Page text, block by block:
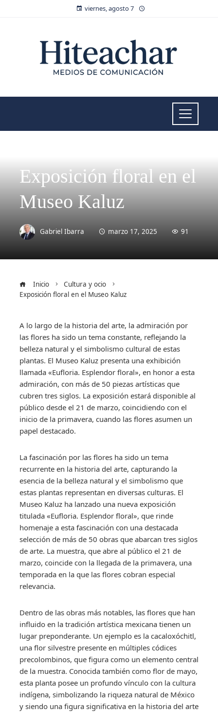
viernes, agosto 7
Exposición floral en el
Museo Kaluz
Gabriel Ibarra marzo 17, 2025 91
Inicio
Cultura y ocio
Exposición floral en el Museo Kaluz
A lo largo de la historia del arte, la admiración por
las flores ha sido un tema constante, reflejando la
belleza natural y el simbolismo cultural de estas
plantas. El Museo Kaluz presenta una exhibición
llamada «Eufloria. Esplendor floral», en honor a esta
admiración, con más de 50 piezas artísticas que
cubren tres siglos. La exposición estará disponible al
público desde el 21 de marzo, coincidiendo con el
inicio de la primavera, cuando las flores asumen un
papel destacado.
La fascinación por las flores ha sido un tema
recurrente en la historia del arte, capturando la
esencia de la belleza natural y el simbolismo que
estas plantas representan en diversas culturas. El
Museo Kaluz ha lanzado una nueva exposición
titulada «Eufloria. Esplendor floral», que rinde
homenaje a esta fascinación con una destacada
selección de más de 50 obras que abarcan tres siglos
de arte. La muestra, que abre al público el 21 de
marzo, coincide con la llegada de la primavera, una
temporada en la que las flores cobran especial
relevancia.
Dentro de las obras más notables, las flores que han
influido en la tradición artística mexicana tienen un
lugar preponderante. Un ejemplo es la cacaloxóchitl,
una flor silvestre presente en múltiples códices
precolombinos, que figura como un elemento central
de la muestra. Conocida también como flor de mayo,
esta planta posee un profundo vínculo con la cultura
indígena, simbolizando la riqueza natural de México
y siendo una figura significativa en la historia del arte